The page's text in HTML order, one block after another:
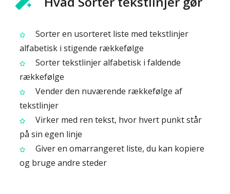
Sorter en usorteret liste med tekstlinjer
alfabetisk i stigende rækkefølge
Sorter tekstlinjer alfabetisk i faldende
rækkefølge
Vender den nuværende rækkefølge af
tekstlinjer
Virker med ren tekst, hvor hvert punkt står
på sin egen linje
Giver en omarrangeret liste, du kan kopiere
og bruge andre steder